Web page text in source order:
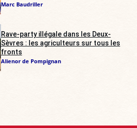
Marc Baudriller
Rave-party illégale dans les Deux-
Sèvres : les agriculteurs sur tous les
fronts
Alienor de Pompignan